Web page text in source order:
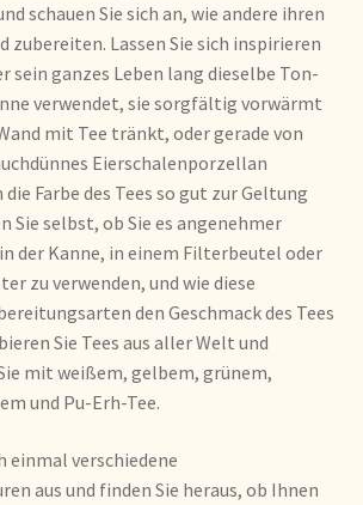
schauen Sie sich an, wie andere ihren
zubereiten. Lassen Sie sich inspirieren
sein ganzes Leben lang dieselbe Ton-
verwendet, sie sorgfältig vorwärmt
mit Tee tränkt, oder gerade von
Eierschalenporzellan
Farbe des Tees so gut zur Geltung
Sie selbst, ob Sie es angenehmer
der Kanne, in einem Filterbeutel oder
zu verwenden, und wie diese
den Geschmack des Tees
Sie Tees aus aller Welt und
mit weißem, gelbem, grünem,
und Pu-Erh-Tee.
einmal verschiedene
aus und finden Sie heraus, ob Ihnen